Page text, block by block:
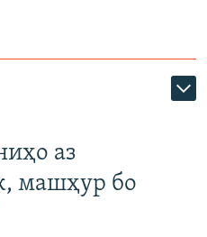
аз
машҳур бо